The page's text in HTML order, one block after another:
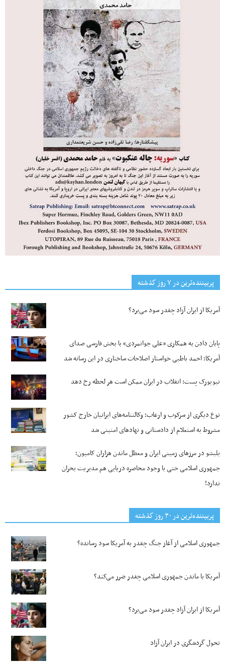
پربیننده‌ترین‌ در ۷ روز گذشته
آمریکا از ایران آزاد چقدر سود می‌برد؟
پایان دادن به همکاری «علی جوانمردی» با بخش فارسی صدای
آمریکا؛ احمد باطبی خواستار اصلاحات ساختاری در این رسانه شد
نیویورک پست: انقلاب در ایران ممکن است هر لحظه رخ دهد
نوع دیگری از سرکوب و ارعاب؛ وکالتنامه‌های ایرانیان خارج کشور
مشروط به استعلام از دادستانی و نهادهای امنیتی شد
بلبشو در مرزهای زمینی ایران و معطل ماندن هزاران کامیون؛
جمهوری اسلامی حتی با وجود محاصره دریایی هم مدیریت بحران
ندارد!
پربیننده‌ترین‌ در ۳۰ روز گذشته
جمهوری اسلامی از آغاز جنگ چقدر به آمریکا سود رسانده؟
آمریکا با ماندن جمهوری اسلامی چقدر ضرر می‌کند؟
آمریکا از ایران آزاد چقدر سود می‌برد؟
تحول گردشگری در ایران آزاد